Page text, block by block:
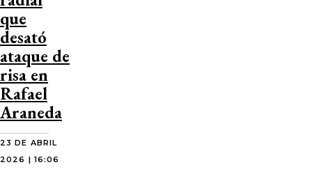
que
desató
ataque de
risa en
Rafael
Araneda
23 DE ABRIL
2026 | 16:06